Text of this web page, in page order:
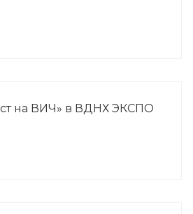
на ВИЧ» в ВДНХ ЭКСПО